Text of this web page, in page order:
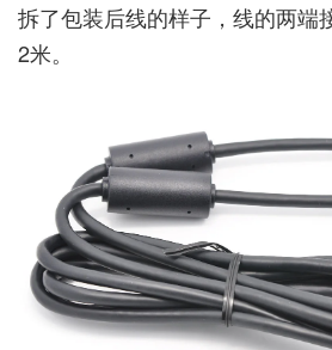
拆了包装后线的样子，线的两端
2米。